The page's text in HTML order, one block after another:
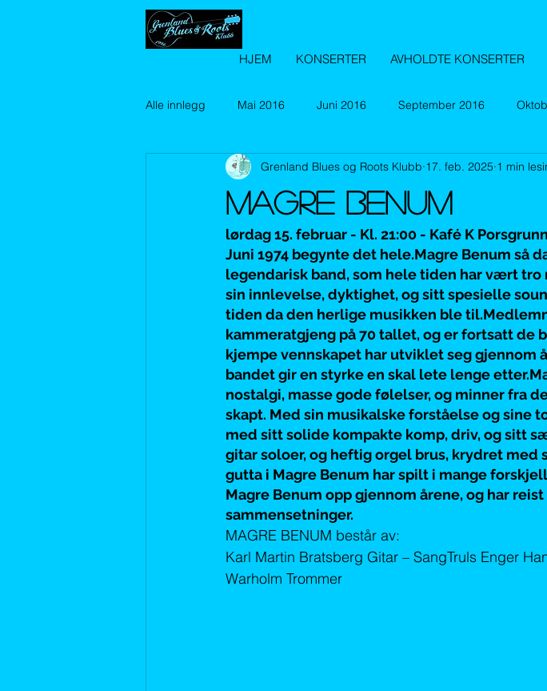
HJEM KONSERTER AVHOLDTE KONSERTER
Alle innlegg Mai 2016 Juni 2016 September 2016
Februar 2017 April 2017 September 2017 Oktober
januar 2018 Februar 2018 Mars 2018 April 2018
Desember 2018 Januar 2019 Februar 2019 Mars 2019
November 2019 Desember 2019 Januar 2020 Mars
MAGRE BENUM
Grenland Blues og Roots Klubb 17. feb. 2025 1 min
lørdag 15. februar - Kl. 21:00 - Kafé K Porsgrunn
Juni 1974 begynte det hele.Magre Benum så
legendarisk band, som hele tiden har vært tro
sin innlevelse, dyktighet, og sitt spesielle
tiden da den herlige musikken ble
kammeratgjeng på 70 tallet, og er fortsatt de
kjempe vennskapet har utviklet seg gjennom
bandet gir en styrke en skal lete lenge
nostalgi, masse gode følelser, og minner fra
skapt. Med sin musikalske forståelse og sine
med sitt solide kompakte komp, driv, og sitt
gitar soloer, og heftig orgel brus, krydret med
gutta i Magre Benum har spilt i mange
Magre Benum opp gjennom årene, og har
sammensetninger.
MAGRE BENUM består av:
Karl Martin Bratsberg Gitar – SangTruls Enger
Warholm Trommer